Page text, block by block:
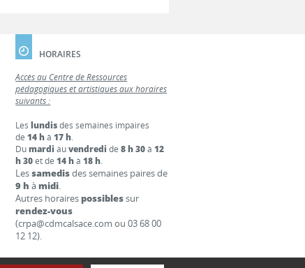
HORAIRES
Accès au Centre de Ressources
pédagogiques et artistiques aux horaires
suivants :
Leslundisdes semaines impaires
de14 hà17 h.
Dumardi auvendredi de8 h 30à12
h 30et de14 hà18 h.
Lessamedisdes semaines paires de
9 h à midi.
Autres horaires possiblessur
rendez-vous
(crpa@cdmcalsace.com ou 03 68 00
12 12).